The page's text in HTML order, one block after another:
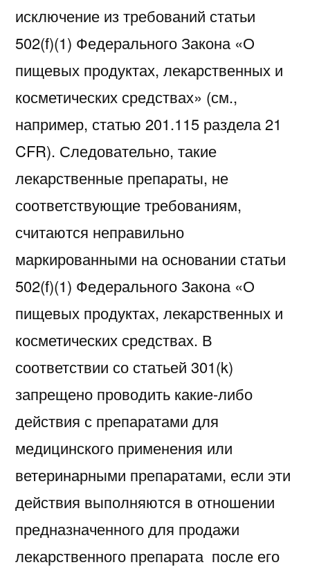
исключение из требований статьи
502(f)(1) Федерального Закона «О
пищевых продуктах, лекарственных и
косметических средствах» (см.,
например, статью 201.115 раздела 21
CFR). Следовательно, такие
лекарственные препараты, не
соответствующие требованиям,
считаются неправильно
маркированными на основании статьи
502(f)(1) Федерального Закона «О
пищевых продуктах, лекарственных и
косметических средствах. В
соответствии со статьей 301(k)
запрещено проводить какие-либо
действия с препаратами для
медицинского применения или
ветеринарными препаратами, если эти
действия выполняются в отношении
предназначенного для продажи
лекарственного препарата после его